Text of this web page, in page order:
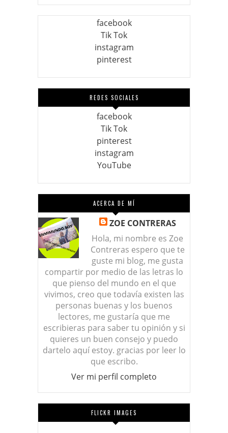
facebook
Tik Tok
instagram
pinterest
REDES SOCIALES
facebook
Tik Tok
pinterest
instagram
YouTube
ACERCA DE MÍ
ZOE CONTRERAS
Hola, mi nombre es Zoe
Contreras espero que te
guste mi blog, me gusta
compartir por medio de las letras lo
que pienso del mundo en el que
vivimos, creo que todavía existen las
personas buenas y los buenos
lectores, me gustaría que me
escribieras para saber tu opinión y si
quieres un buen consejo y puedo
dartelo aquí estoy. gracias por leer lo
que escribo.
Ver mi perfil completo
FLICKR IMAGES